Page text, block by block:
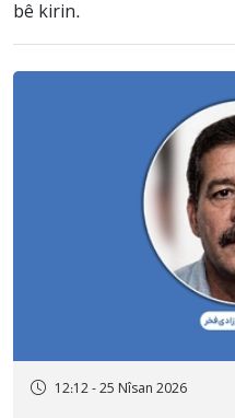
bê kirin.
12:12 - 25 Nîsan 2026